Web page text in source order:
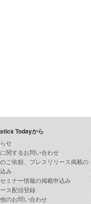
Todayから
せ
関するお問い合わせ
ご依頼、プレスリリース掲載の
み
ミナー情報の掲載申込み
ス配信登録
のお問い合わせ